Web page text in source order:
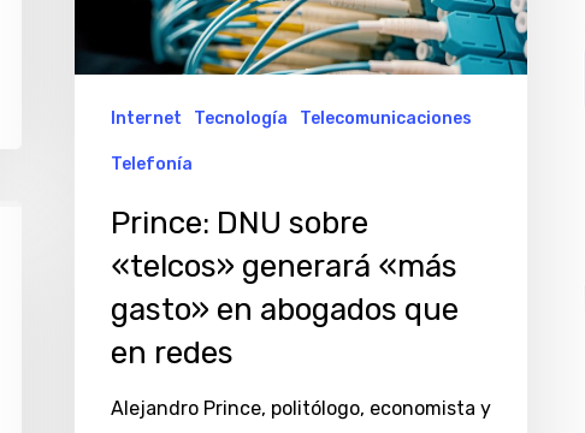
en
redes
Internet Tecnología Telecomunicaciones
Telefonía
Prince: DNU sobre
«telcos» generará «más
gasto» en abogados que
en redes
Alejandro Prince, politólogo, economista y